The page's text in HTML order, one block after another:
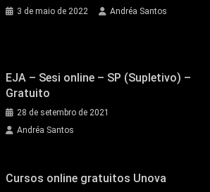
3 de maio de 2022 Andréa Santos
EJA – Sesi online – SP (Supletivo) –
Gratuito
28 de setembro de 2021
Andréa Santos
Cursos online gratuitos Unova